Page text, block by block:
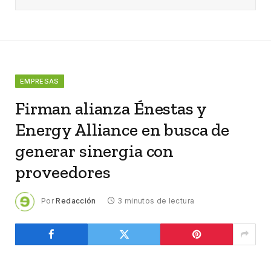
EMPRESAS
Firman alianza Énestas y
Energy Alliance en busca de
generar sinergia con
proveedores
Por Redacción 3 minutos de lectura